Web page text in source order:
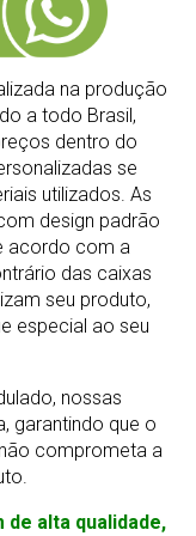
na produção
a todo Brasil,
dentro do
se
utilizados. As
design padrão
acordo com a
das caixas
seu produto,
especial ao seu
nossas
garantindo que o
comprometa a
alta qualidade,